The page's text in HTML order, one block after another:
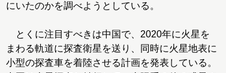
にいたのかを調べようとしている。
とくに注目すべきは中国で、2020年に火星を
まわる軌道に探査衛星を送り、同時に火星地表に
小型の探査車を着陸させる計画を発表している。